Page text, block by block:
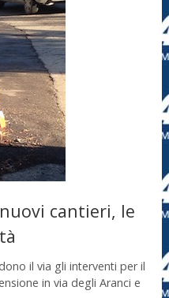
cantieri, le
il via gli interventi per il
in via degli Aranci e